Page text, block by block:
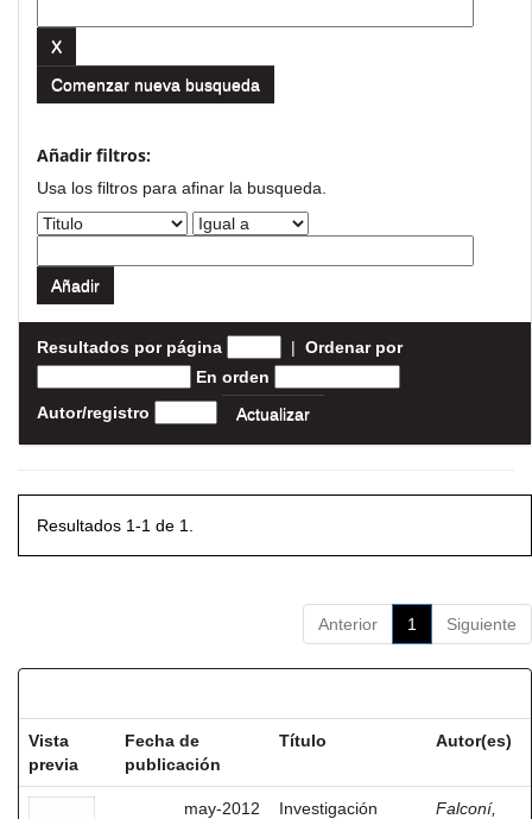
Comenzar nueva busqueda
Añadir filtros:
Usa los filtros para afinar la busqueda.
Resultados por página | Ordenar por
En orden
Autor/registro
Resultados 1-1 de 1.
Anterior 1 Siguiente
Vista
previa
Fecha de
publicación
Título Autor(es)
may-2012
Investigación
Falconí,